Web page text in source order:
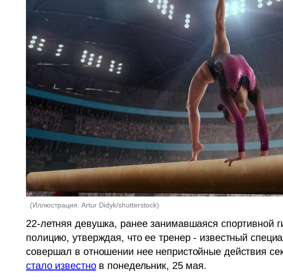
(Иллюстрация: Artur Didyk/shutterstock)
22-летняя девушка, ранее занимавшаяся спортивной
полицию, утверждая, что ее тренер - известный
стало известно в понедельник, 25 мая.